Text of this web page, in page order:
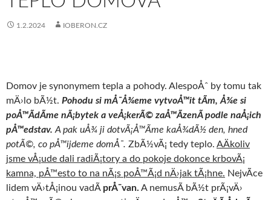
1.2.2024 IOBERON.CZ
Domov je synonymem tepla a pohody. AlespoÅˆ by tomu tak
mÄ›lo bÃ½t. Pohodu si mÅ¯Å¾eme vytvoÅ™it tÃ­m, Å¾e si
poÅ™Ã­dÃ­me nÃ¡bytek a veÅ¡kerÃ© zaÅ™Ã­zenÃ­ podle naÅ¡ich
pÅ™edstav. A pak uÅ¾ ji dotvÃ¡Å™Ã­me kaÅ¾dÃ½ den, hned
potÃ©, co pÅ™ijdeme domÅ¯. ZbÃ½vÃ¡ tedy teplo. AÄkoliv
jsme vÅ¡ude dali radiÃ¡tory a do pokoje dokonce krbovÃ¡
kamna, pÅ™esto to na nÃ¡s poÅ™Ã¡d nÄ›jak tÃ¡hne. NejvÃ­ce
lidem vÄ›tÅ¡inou vadÃ­ prÅ¯van. A nemusÃ­ bÃ½t prÃ¡vÄ›